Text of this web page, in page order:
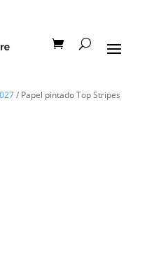
/ Papel pintado Top Stripes